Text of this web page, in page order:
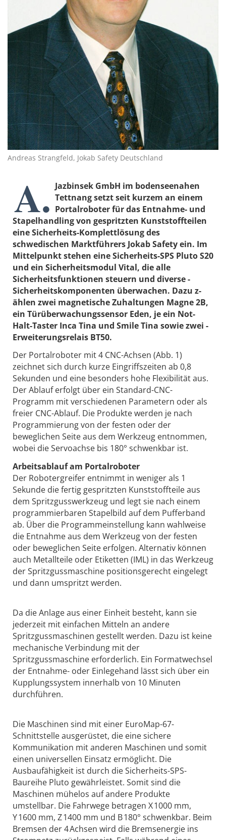
Andreas Strangfeld, Jokab Safety Deutschland
A. Jazbinsek GmbH im bodenseenahen
Tettnang setzt seit kurzem an einem
Portalroboter für das Entnahme- und
Stapelhandling von gespritzten Kunststoffteilen
eine Sicherheits-Komplettlösung des
schwedischen Marktführers Jokab Safety ein. Im
Mittelpunkt stehen eine Sicherheits-SPS Pluto S20
und ein Sicherheitsmodul Vital, die alle
Sicherheitsfunktionen steuern und diverse ­
Sicherheitskomponenten überwachen. Dazu z­
ählen zwei magnetische Zuhaltungen Magne 2B,
ein Türüberwachungssensor Eden, je ein Not-
Halt-­Taster Inca Tina und Smile Tina sowie zwei ­
Erweiterungsrelais BT50.
Der Portalroboter mit 4 CNC-Achsen (Abb. 1)
zeichnet sich durch kurze Eingriffszeiten ab 0,8
Sekunden und eine besonders hohe Flexibilität aus.
Der Ablauf erfolgt über ein Standard-CNC-
Programm mit verschiedenen Parametern oder als
freier CNC-Ablauf. Die Produkte werden je nach
Programmierung von der festen oder der
beweglichen Seite aus dem Werkzeug entnommen,
wobei die Servoachse bis 180° schwenkbar ist.
Arbeitsablauf am Portalroboter
Der Robotergreifer entnimmt in weniger als 1
Sekunde die fertig gespritzten Kunststoffteile aus
dem Spritzgusswerkzeug und legt sie nach einem
programmierbaren Stapelbild auf dem Pufferband
ab. Über die Programmeinstellung kann wahlweise
die Entnahme aus dem Werkzeug von der festen
oder beweglichen Seite erfolgen. Alternativ können
auch Metallteile oder Etiketten (IML) in das Werkzeug
der Spritzgussmaschine positionsgerecht eingelegt
und dann umspritzt werden.
Da die Anlage aus einer Einheit besteht, kann sie
jederzeit mit einfachen Mitteln an andere
Spritzgussmaschinen gestellt werden. Dazu ist keine
mechanische Verbindung mit der
Spritzgussmaschine erforderlich. Ein Formatwechsel
der Entnahme- oder Einlegehand lässt sich über ein
Kupplungssystem innerhalb von 10 Minuten
durchführen.
Die Maschinen sind mit einer EuroMap-67-
Schnittstelle ausgerüstet, die eine sichere
Kommunikation mit anderen Maschinen und somit
einen universellen Einsatz ermöglicht. Die
Ausbaufähigkeit ist durch die Sicherheits-SPS-
Baureihe Pluto gewährleistet. Somit sind die
Maschinen mühelos auf andere Produkte
umstellbar. Die Fahrwege betragen X 1000 mm,
Y 1600 mm, Z 1400 mm und B 180° schwenkbar. Beim
Bremsen der 4 Achsen wird die Bremsenergie ins